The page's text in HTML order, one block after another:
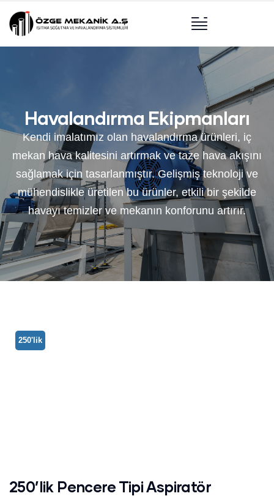
Havalandırma Ekipmanları
Kendi imalatımız olan havalandırma ürünleri, iç
mekan hava kalitesini artırmak ve taze hava akışını
sağlamak için tasarlanmıştır. Gelişmiş teknoloji ve
mühendislikle üretilen bu ürünler, etkili bir şekilde
havayı temizler ve mekanın konforunu artırır.
250'lik
250’lik Pencere Tipi Aspiratör